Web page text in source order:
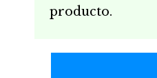
producto.